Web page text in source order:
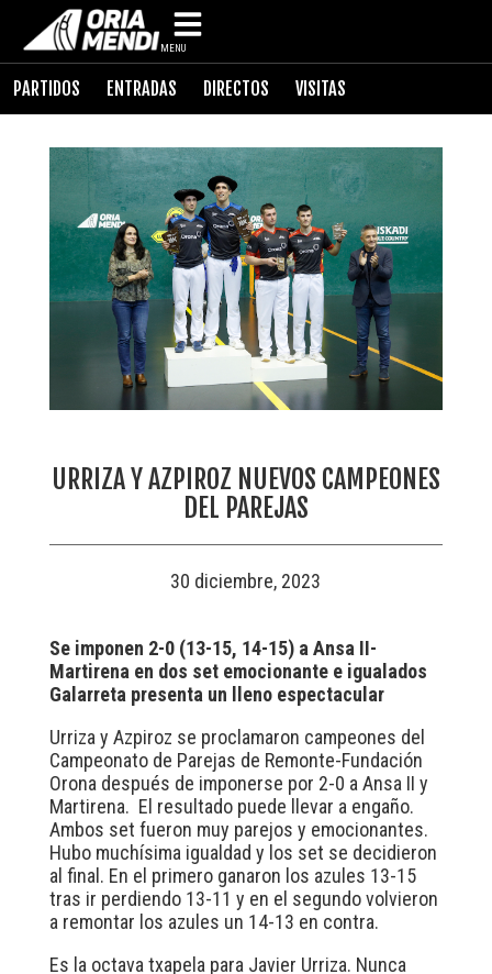
MENU
PARTIDOS ENTRADAS DIRECTOS VISITAS
URRIZA Y AZPIROZ NUEVOS CAMPEONES
DEL PAREJAS
30 diciembre, 2023
Se imponen 2-0 (13-15, 14-15) a Ansa II-
Martirena en dos set emocionante e igualados
Galarreta presenta un lleno espectacular
Urriza y Azpiroz se proclamaron campeones del
Campeonato de Parejas de Remonte-Fundación
Orona después de imponerse por 2-0 a Ansa II y
Martirena. El resultado puede llevar a engaño.
Ambos set fueron muy parejos y emocionantes.
Hubo muchísima igualdad y los set se decidieron
al final. En el primero ganaron los azules 13-15
tras ir perdiendo 13-11 y en el segundo volvieron
a remontar los azules un 14-13 en contra.
Es la octava txapela para Javier Urriza. Nunca